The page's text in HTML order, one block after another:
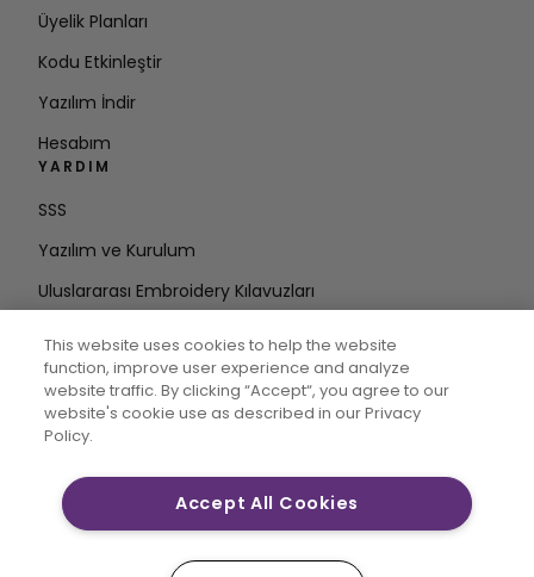
Üyelik Planları
Kodu Etkinleştir
Yazılım İndir
Hesabım
YARDIM
SSS
Yazılım ve Kurulum
Uluslararası Embroidery Kılavuzları
DÖNGÜDE KALIN
E-posta
Adresini Girin
This website uses cookies to help the website
function, improve user experience and analyze
website traffic. By clicking “Accept“, you agree to our
website's cookie use as described in our Privacy
Policy.
Accept All Cookies